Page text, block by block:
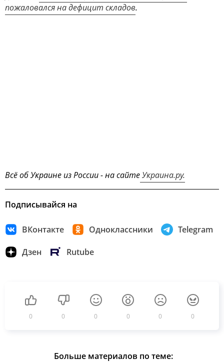
пожаловался на дефицит складов.
Всё об Украине из России - на сайтеУкраина.ру.
Подписывайся на
ВКонтакте Одноклассники Telegram
Дзен Rutube
0 0 0 0 0 0
Больше материалов по теме: